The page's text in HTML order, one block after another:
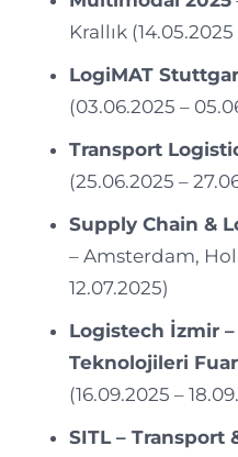
Krallık (14.05.2025
LogiMAT
(03.06.2025 –
Transport
(25.06.2025 –
Supply Chain &
– Amsterdam,
12.07.2025)
Logistech İzmir
Teknolojileri
(16.09.2025 –
SITL – Transport